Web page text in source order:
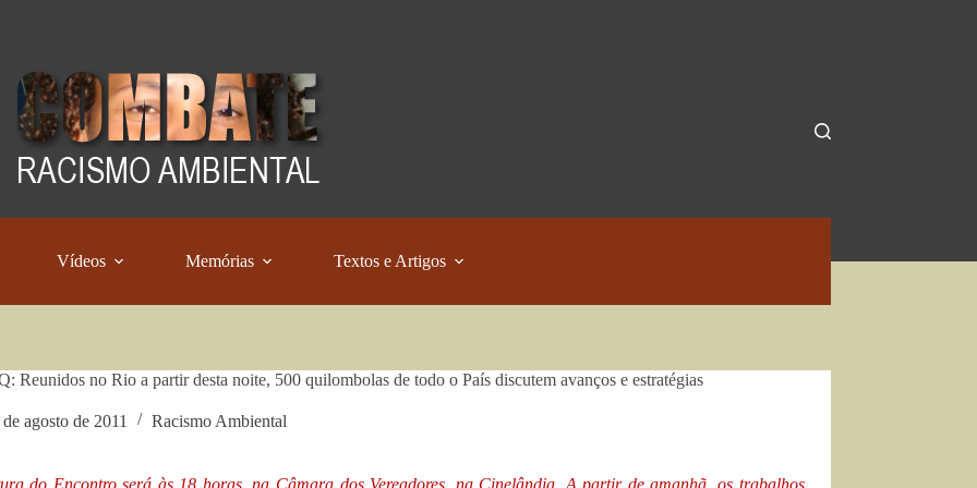
Vídeos Memórias Textos e Artigos
Reunidos no Rio a partir desta noite, 500 quilombolas de todo o País discutem avanços e estratégias
agosto de 2011 Racismo Ambiental
do Encontro será às 18 horas, na Câmara dos Vereadores, na Cinelândia. A partir de amanhã, os trabalhos